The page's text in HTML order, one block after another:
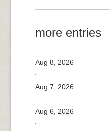
more entries
Aug 8, 2026
Aug 7, 2026
Aug 6, 2026